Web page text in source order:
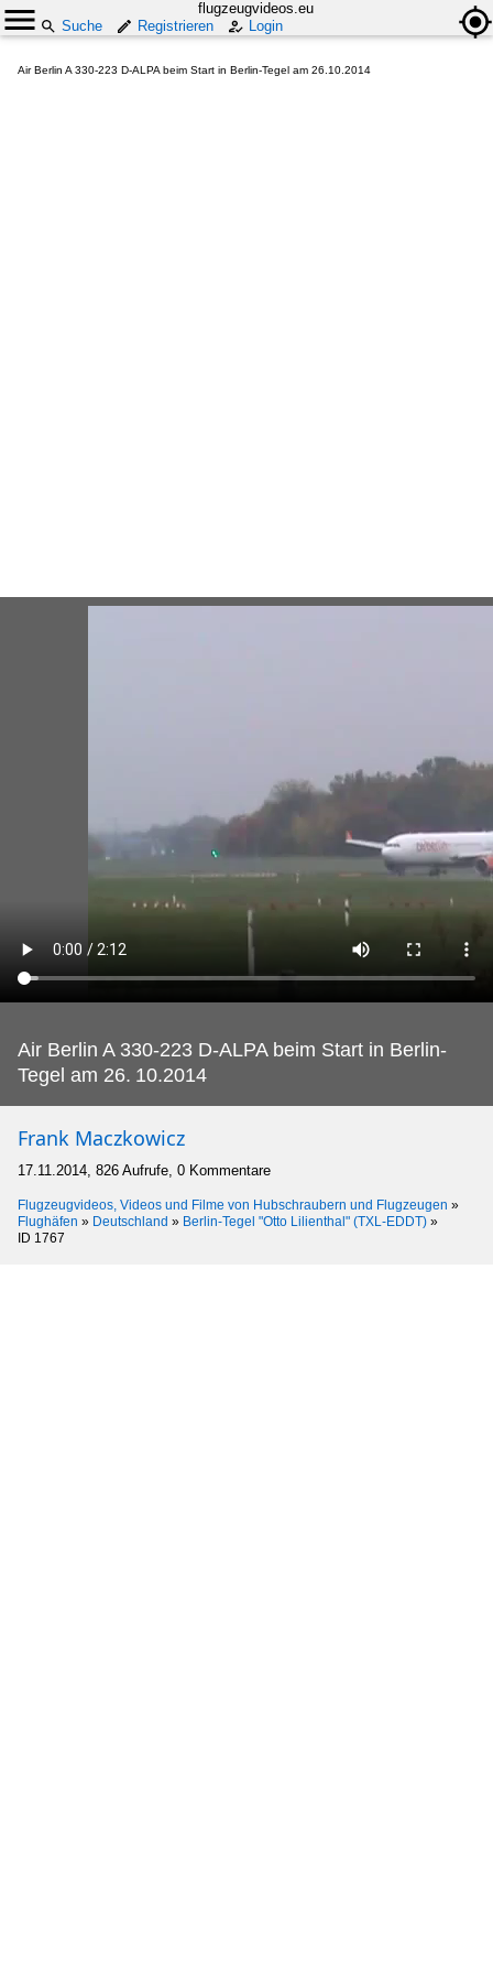
flugzeugvideos.eu
Suche
Registrieren Login
Air Berlin A 330-223 D-ALPA beim Start in Berlin-Tegel am 26.10.2014
Air Berlin A 330-223 D-ALPA beim Start in Berlin-
Tegel am 26. 10.2014
Frank Maczkowicz
17.11.2014, 826 Aufrufe, 0 Kommentare
Flugzeugvideos, Videos und Filme von Hubschraubern und Flugzeugen »
Flughäfen » Deutschland » Berlin-Tegel "Otto Lilienthal" (TXL-EDDT) »
ID 1767